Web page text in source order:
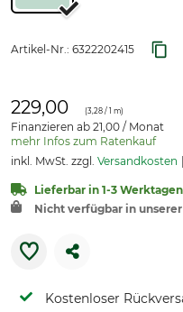
Artikel-Nr.: 6322202415
229,00 (3,28 / 1 m)
Finanzieren ab 21,00 / Monat
mehr Infos zum Ratenkauf
inkl. MwSt. zzgl. Versandkosten
Lieferbar in 1-3
Nicht verfügbar in
Kostenloser